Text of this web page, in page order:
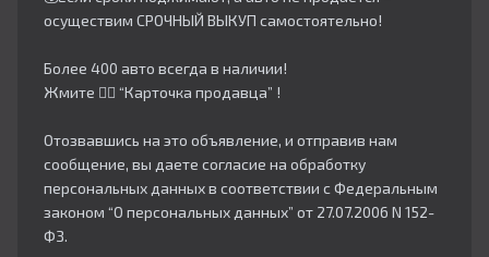
осуществим СРОЧНЫЙ ВЫКУП самостоятельно!
Более 400 авто всегда в наличии!
Жмите 👇🏻 “Карточка продавца” !
Отозвавшись на это объявление, и отправив нам
сообщение, вы даете согласие на обработку
персональных данных в соответствии с Федеральным
законом “О персональных данных” от 27.07.2006 N 152-
ФЗ.